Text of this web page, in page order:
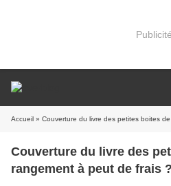
Publicité
Accueil » Couverture du livre des petites boites
Couverture du livre des
rangement à peut de frais ?